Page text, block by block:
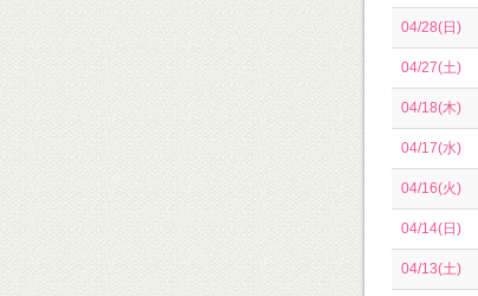
04/28(日)
04/27(土)
04/18(木)
04/17(水)
04/16(火)
04/14(日)
04/13(土)